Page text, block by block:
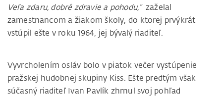
Veľa zdaru, dobré zdravie a pohodu,“zaželal
zamestnancom a žiakom školy, do ktorej prvýkrát
vstúpil ešte v roku 1964, jej bývalý riaditeľ.
Vyvrcholením osláv bolo v piatok večer vystúpenie
pražskej hudobnej skupiny Kiss. Ešte predtým však
súčasný riaditeľ Ivan Pavlík zhrnul svoj pohľad